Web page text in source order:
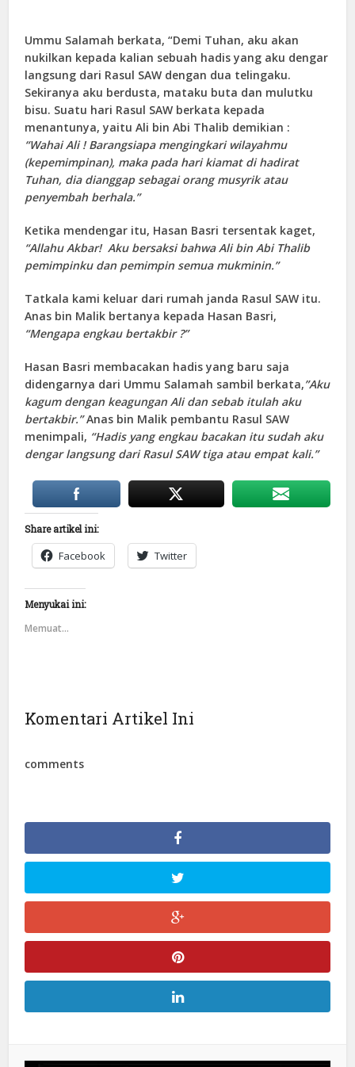
Ummu Salamah berkata, “Demi Tuhan, aku akan
nukilkan kepada kalian sebuah hadis yang aku dengar
langsung dari Rasul SAW dengan dua telingaku.
Sekiranya aku berdusta, mataku buta dan mulutku
bisu. Suatu hari Rasul SAW berkata kepada
menantunya, yaitu Ali bin Abi Thalib demikian :
“Wahai Ali ! Barangsiapa mengingkari wilayahmu
(kepemimpinan), maka pada hari kiamat di hadirat
Tuhan, dia dianggap sebagai orang musyrik atau
penyembah berhala.”
Ketika mendengar itu, Hasan Basri tersentak kaget,
“Allahu Akbar! Aku bersaksi bahwa Ali bin Abi Thalib
pemimpinku dan pemimpin semua mukminin.”
Tatkala kami keluar dari rumah janda Rasul SAW itu.
Anas bin Malik bertanya kepada Hasan Basri,
“Mengapa engkau bertakbir ?”
Hasan Basri membacakan hadis yang baru saja
didengarnya dari Ummu Salamah sambil berkata,”Aku
kagum dengan keagungan Ali dan sebab itulah aku
bertakbir.”Anas bin Malik pembantu Rasul SAW
menimpali, “Hadis yang engkau bacakan itu sudah aku
dengar langsung dari Rasul SAW tiga atau empat kali.”
Share artikel ini:
Facebook Twitter
Menyukai ini:
Memuat...
Komentari Artikel Ini
comments